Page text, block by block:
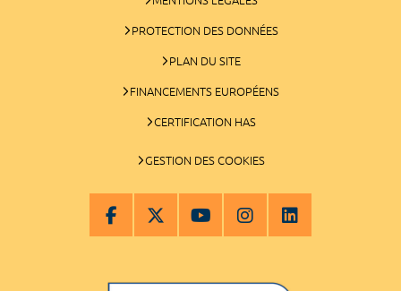
PROTECTION DES DONNÉES
PLAN DU SITE
FINANCEMENTS EUROPÉENS
CERTIFICATION HAS
GESTION DES COOKIES